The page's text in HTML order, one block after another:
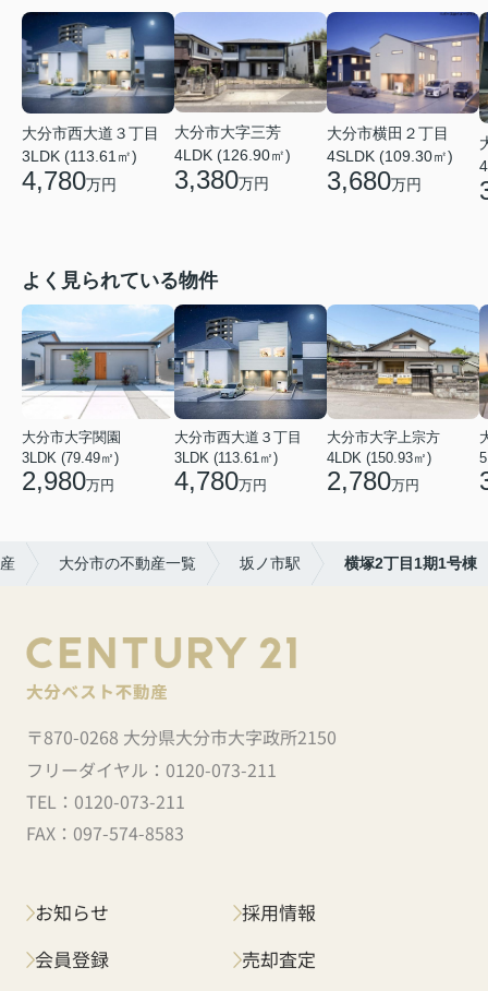
大分市西大道３丁目
3LDK (113.61㎡)
4,780万円
大分市大字三芳
4LDK (126.90㎡)
3,380万円
大分市横田２丁目
4SLDK (109.30㎡)
3,680万円
よく見られている物件
大分市大字関園
3LDK (79.49㎡)
2,980万円
大分市西大道３丁目
3LDK (113.61㎡)
4,780万円
大分市大字上宗方
4LDK (150.93㎡)
2,780万円
大分市の不動産一覧 坂ノ市駅 横塚2丁目1期1号棟
〒870-0268 大分県大分市大字政所2150
フリーダイヤル： 0120-073-211
TEL： 0120-073-211
FAX： 097-574-8583
お知らせ
会員登録
採用情報
売却査定